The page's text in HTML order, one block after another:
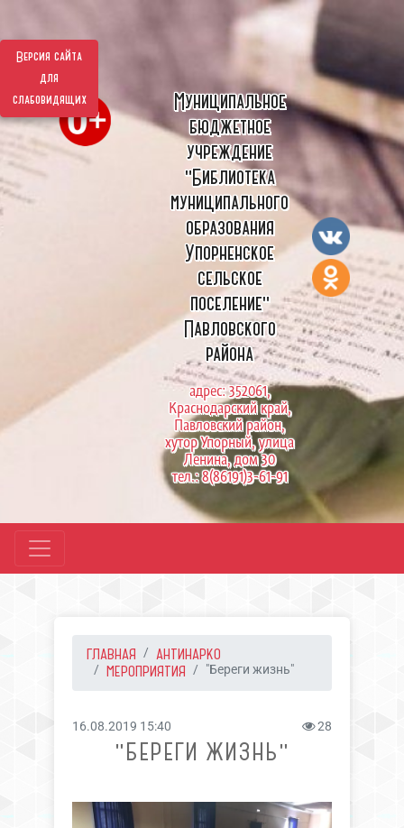
Версия сайта
для
слабовидящих
Муниципальное
бюджетное
учреждение
"Библиотека
муниципального
образования
Упорненское
сельское
поселение"
Павловского
района
адрес: 352061,
Краснодарский край,
Павловский район,
хутор Упорный, улица
Ленина, дом 30
тел.: 8(86191)3-61-91
ГЛАВНАЯ
АНТИНАРКО
МЕРОПРИЯТИЯ
"Береги жизнь"
16.08.2019 15:40 28
"БЕРЕГИ ЖИЗНЬ"